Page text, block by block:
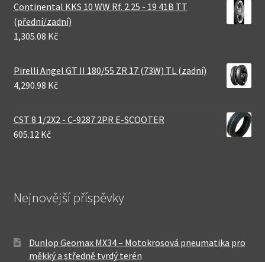
Continental KKS 10 WW Rf. 2.25 - 19 41B TT
(přední/zadní)
1,305.08 Kč
Pirelli Angel GT II 180/55 ZR 17 (73W) TL (zadní)
4,290.98 Kč
CST 8 1/2X2 - C-9287 2PR E-SCOOTER
605.12 Kč
Nejnovější příspěvky
Dunlop Geomax MX34 – Motokrosová pneumatika pro
měkký a středně tvrdý terén